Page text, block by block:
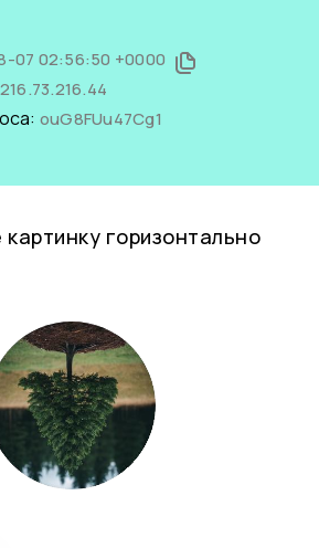
07 02:56:50 +0000
216.73.216.44
ouG8FUu47Cg1
картинку горизонтально